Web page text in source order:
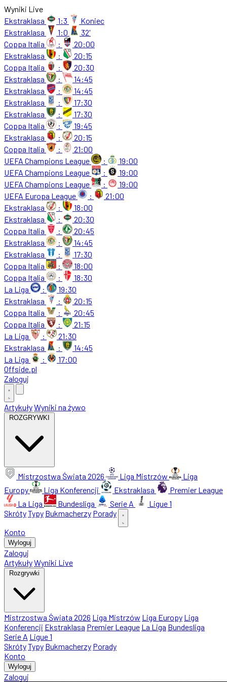
Wyniki Live
Ekstraklasa
1:3
Koniec
Ekstraklasa
1:0
32'
Coppa Italia
:
20:00
Ekstraklasa
:
20:15
Coppa Italia
:
20:30
Ekstraklasa
:
14:45
Ekstraklasa
:
14:45
Ekstraklasa
:
17:30
Ekstraklasa
:
17:30
Coppa Italia
:
19:45
Ekstraklasa
:
20:15
Coppa Italia
:
21:00
UEFA Champions League
:
19:00
UEFA Champions League
:
19:00
UEFA Champions League
:
19:00
UEFA Europa League
:
21:00
Ekstraklasa
:
18:00
Ekstraklasa
:
20:30
Coppa Italia
:
20:45
Ekstraklasa
:
14:45
Ekstraklasa
:
17:30
Coppa Italia
:
18:00
Coppa Italia
:
18:30
La Liga
:
19:30
Ekstraklasa
:
20:15
Coppa Italia
:
20:45
Coppa Italia
:
21:15
La Liga
:
21:30
Ekstraklasa
:
14:45
La Liga
:
17:00
Offside.pl
Zaloguj
ArtykułyWyniki na żywo
ROZGRYWKI
Mistrzostwa Świata 2026 Liga Mistrzów
Liga
Europy
Liga Konferencji Ekstraklasa
Premier League
La Liga
Bundesliga Serie A
Ligue 1
SkrótyTypy Bukmacherzy Porady
Konto
Wyloguj
Zaloguj
ArtykułyWyniki Live
Rozgrywki
Mistrzostwa Świata 2026 Liga Mistrzów Liga Europy Liga
Konferencji Ekstraklasa Premier League La Liga Bundesliga
Serie A Ligue 1
SkrótyTypy Bukmacherzy Porady
Konto
Wyloguj
Zaloguj